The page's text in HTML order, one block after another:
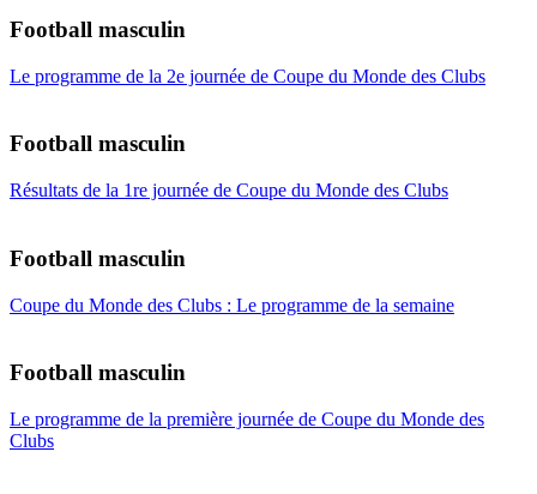
Football masculin
Le programme de la 2e journée de Coupe du Monde des Clubs
Football masculin
Résultats de la 1re journée de Coupe du Monde des Clubs
Football masculin
Coupe du Monde des Clubs : Le programme de la semaine
Football masculin
Le programme de la première journée de Coupe du Monde des
Clubs